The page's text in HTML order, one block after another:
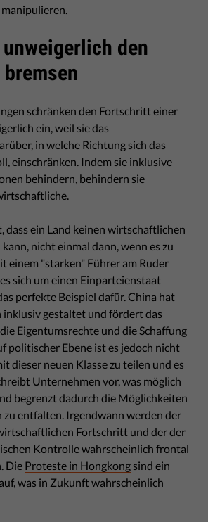
den
schränken den Fortschritt einer
ein, weil sie das
in welche Richtung sich das
einschränken. Indem sie inklusive
behindern, behindern sie
dass ein Land keinen wirtschaftlichen
nicht einmal dann, wenn es zu
einem "starken" Führer am Ruder
sich um einen Einparteienstaat
perfekte Beispiel dafür. China hat
gestaltet und fördert das
Eigentumsrechte und die Schaffung
politischer Ebene ist es jedoch nicht
dieser neuen Klasse zu teilen und es
Unternehmen vor, was möglich
begrenzt dadurch die Möglichkeiten
zu entfalten. Irgendwann werden der
Fortschritt und der der
Kontrolle wahrscheinlich frontal
Die Proteste in Hongkong sind ein
was in Zukunft wahrscheinlich